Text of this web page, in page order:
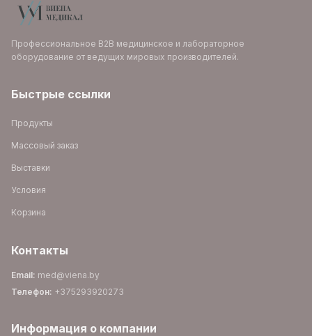
Профессиональное B2B медицинское и лабораторное
оборудование от ведущих мировых производителей.
Быстрые ссылки
Продукты
Массовый заказ
Выставки
Условия
Корзина
Контакты
Email: med@viena.by
Телефон: +375293920273
Информация о компании